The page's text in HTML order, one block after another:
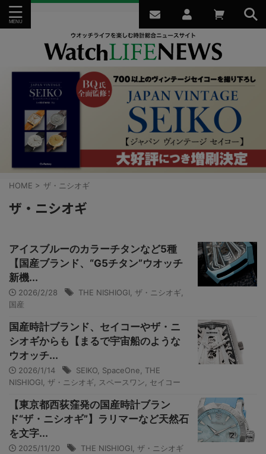
HOME > ザ・ニシオギ
ザ・ニシオギ
アイスブルーのカラーチタンなど5種
【国産ブランド、“G5チタン”ウオッチ
新機...
2026/2/28 THE NISHIOGI ザ・ニシオギ
国産
国産時計ブランド、セイコーやザ・ニ
シオギからも【まるで宇宙船のような
ウオッチ...
2026/1/14 SEIKO SpaceOne
THE
NISHIOGI
ザ・ニシオギ スペースワン セイコー
【東京都西荻窪発の国産時計ブラン
ド“ザ・ニシオギ”】ラリマーなど天然石
を文字...
2025/11/20 THE NISHIOGI ザ・ニシオギ